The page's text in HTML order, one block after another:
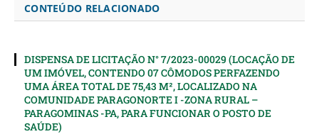
CONTEÚDO RELACIONADO
DISPENSA DE LICITAÇÃO N° 7/2023-00029 (LOCAÇÃO DE
UM IMÓVEL, CONTENDO 07 CÔMODOS PERFAZENDO
UMA ÁREA TOTAL DE 75,43 M², LOCALIZADO NA
COMUNIDADE PARAGONORTE I -ZONA RURAL –
PARAGOMINAS -PA, PARA FUNCIONAR O POSTO DE
SAÚDE)